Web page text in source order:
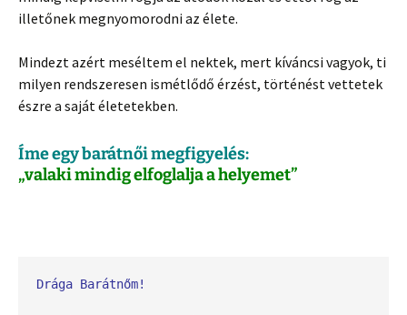
illetőnek megnyomorodni az élete.
Mindezt azért meséltem el nektek, mert kíváncsi vagyok, ti
milyen rendszeresen ismétlődő érzést, történést vettetek
észre a saját életetekben.
Íme egy barátnői megfigyelés:
„valaki mindig elfoglalja a helyemet”
Drága Barátnőm!